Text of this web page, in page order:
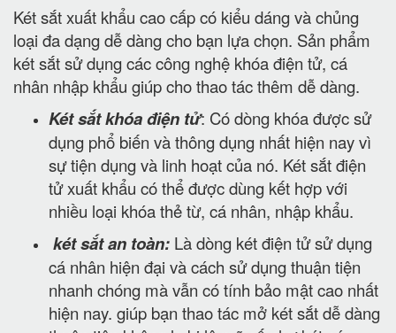
Két sắt xuất khẩu cao cấp có kiểu dáng và chủng
loại đa dạng dễ dàng cho bạn lựa chọn. Sản phẩm
két sắt sử dụng các công nghệ khóa điện tử, cá
nhân nhập khẩu giúp cho thao tác thêm dễ dàng.
Két sắt khóa điện tử: Có dòng khóa được sử
dụng phổ biến và thông dụng nhất hiện nay vì
sự tiện dụng và linh hoạt của nó. Két sắt điện
tử xuất khẩu có thể được dùng kết hợp với
nhiều loại khóa thẻ từ, cá nhân, nhập khẩu.
két sắt an toàn: Là dòng két điện tử sử dụng
cá nhân hiện đại và cách sử dụng thuận tiện
nhanh chóng mà vẫn có tính bảo mật cao nhất
hiện nay. giúp bạn thao tác mở két sắt dễ dàng